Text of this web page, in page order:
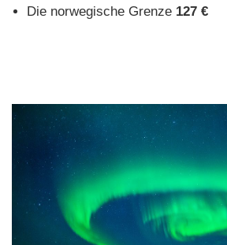
Die norwegische Grenze 127 €